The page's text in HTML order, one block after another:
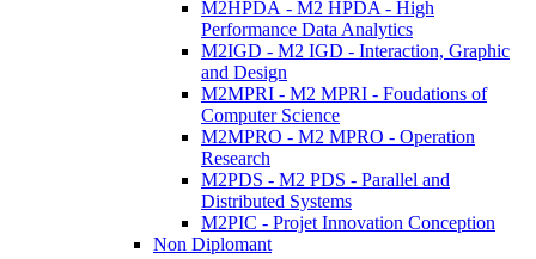
M2HPDA - M2 HPDA - High
Performance Data Analytics
M2IGD - M2 IGD - Interaction, Graphic
and Design
M2MPRI - M2 MPRI - Foudations of
Computer Science
M2MPRO - M2 MPRO - Operation
Research
M2PDS - M2 PDS - Parallel and
Distributed Systems
M2PIC - Projet Innovation Conception
Non Diplomant